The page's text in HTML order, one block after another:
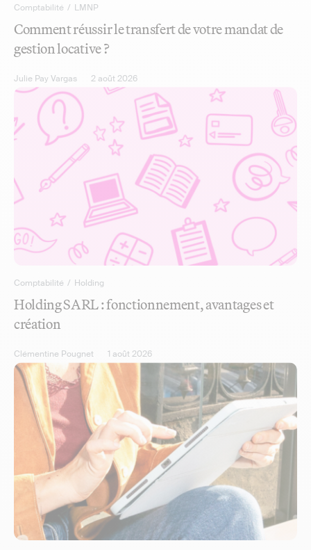
Comptabilité / LMNP
Comment réussir le transfert de votre mandat de
gestion locative ?
Julie Pay Vargas 2 août 2026
Comptabilité / Holding
Holding SARL : fonctionnement, avantages et
création
Clémentine Pougnet 1 août 2026